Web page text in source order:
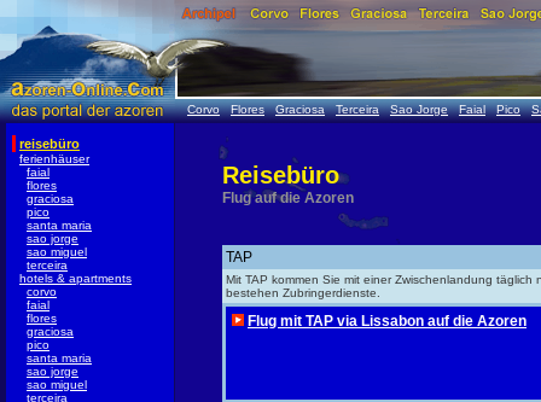
Corvo Flores Graciosa Terceira Sao Jorge Faial Pico
reisebüro
ferienhäuser
faial
flores
graciosa
pico
santa maria
sao jorge
sao miguel
terceira
hotels & apartments
corvo
faial
flores
graciosa
pico
santa maria
sao jorge
sao miguel
terceira
Reisebüro
Flug auf die Azoren
TAP
Mit TAP kommen Sie mit einer Zwischenlandung
bestehen Zubringerdienste.
Flug mit TAP via Lissabon auf die Azoren